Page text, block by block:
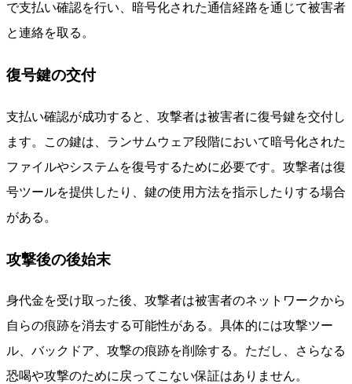
で支払い確認を行い、暗号化された通信経路を通じて被害者
と連絡を取る。
復号鍵の交付
支払い確認が成功すると、攻撃者は被害者に復号鍵を交付し
ます。この鍵は、ランサムウェア段階において暗号化された
ファイルやシステムを復号するために必要です。攻撃者は復
号ツールを提供したり、鍵の使用方法を指示したりする場合
がある。
攻撃後の後始末
身代金を受け取った後、攻撃者は被害者のネットワークから
自らの痕跡を消去する可能性がある。具体的には攻撃ツー
ル、バックドア、攻撃の痕跡を削除する。ただし、さらなる
恐喝や攻撃のために戻ってこない保証はありません。